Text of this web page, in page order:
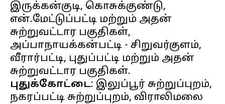
இருக்கன்குடி, கொசுக்குண்டு,
என்.மேட்டுப்பட்டி மற்றும் அதன்
சுற்றுவட்டார பகுதிகள்,
அப்பாநாயக்கன்பட்டி - சிறுவர்குளம்,
வீரார்பட்டி, புதுப்பட்டி மற்றும் அதன்
புதுக்கோட்டை: இலுப்பூர் சுற்றுப்புறம்,
நகரப்பட்டி சுற்றுப்புறம், விராலிமலை